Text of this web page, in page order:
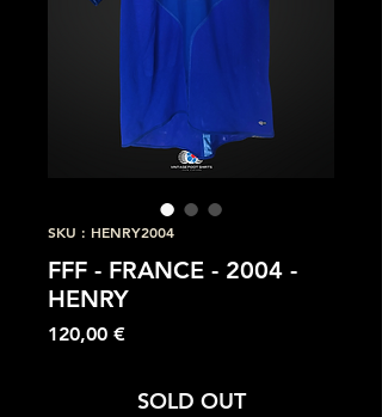
SKU : HENRY2004
FFF - FRANCE - 2004 -
HENRY
120,00 €Prix
SOLD OUT